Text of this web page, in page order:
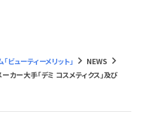
ビューティーメリット」 keyboard_arrow_right NEWS keyboard_arrow_right
カー大手「デミ コスメティクス」及び